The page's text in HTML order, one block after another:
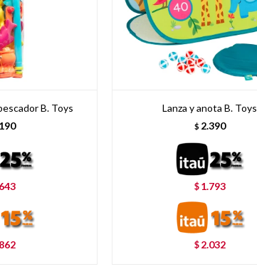
B. Toys Lanza y anota B. Toys
$ 2.390
$ 1.793
$ 2.032